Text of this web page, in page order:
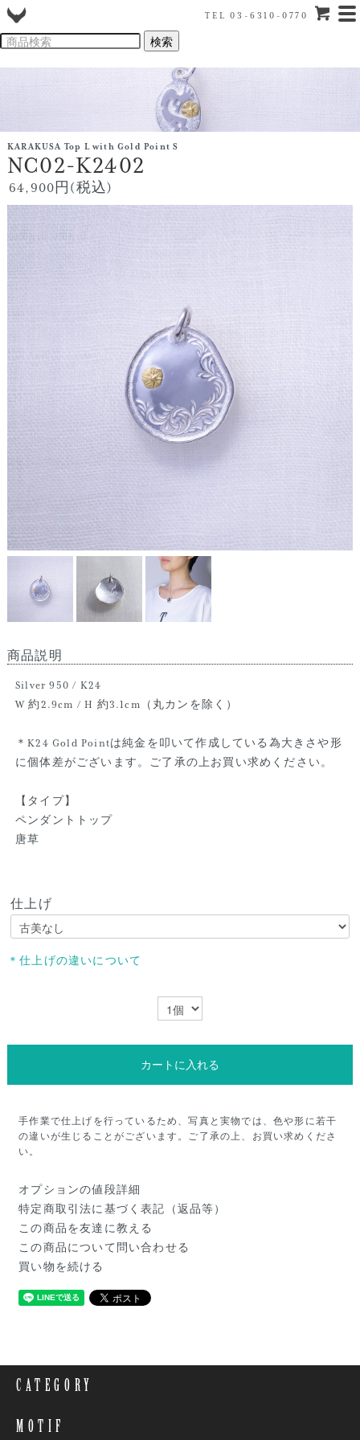
TEL 03-6310-0770
KARAKUSA Top L with Gold Point S
NC02-K2402
64,900円(税込)
商品説明
Silver 950 / K24
W 約2.9cm / H 約3.1cm（丸カンを除く）
＊K24 Gold Pointは純金を叩いて作成している為大きさや形
に個体差がございます。ご了承の上お買い求めください。
【タイプ】
ペンダントトップ
唐草
仕上げ
＊仕上げの違いについて
カートに入れる
手作業で仕上げを行っているため、写真と実物では、色や形に若干
の違いが生じることがございます。ご了承の上、お買い求めくださ
い。
オプションの値段詳細
特定商取引法に基づく表記（返品等）
この商品を友達に教える
この商品について問い合わせる
買い物を続ける
CATEGORY
MOTIF